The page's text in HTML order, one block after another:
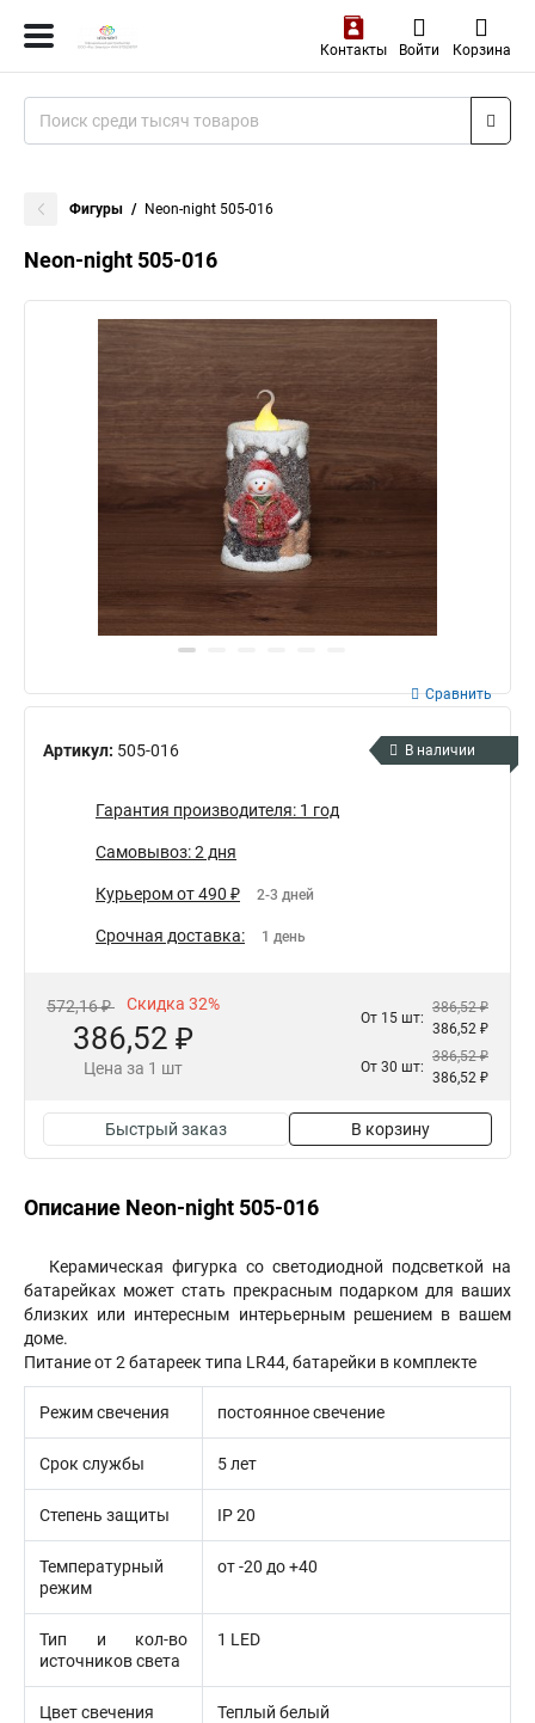
Контакты Войти Корзина
Фигуры Neon-night 505-016
Neon-night 505-016
Артикул: 505-016
Сравнить
В наличии
Гарантия производителя: 1 год
Самовывоз: 2 дня
Курьером от 490 ₽ 2-3 дней
Срочная доставка: 1 день
572,16 ₽ Скидка 32%
386,52 ₽
Цена за 1 шт
От 15 шт:
386,52 ₽
386,52 ₽
От 30 шт:
386,52 ₽
386,52 ₽
Быстрый заказ В корзину
Описание Neon-night 505-016
Керамическая фигурка со светодиодной подсветкой на
батарейках может стать прекрасным подарком для ваших
близких или интересным интерьерным решением в вашем
доме.
Питание от 2 батареек типа LR44, батарейки в комплекте
Режим свечения постоянное свечение
Срок службы 5 лет
Степень защиты IP 20
Температурный
режим
от -20 до +40
Тип и кол-во
источников света
1 LED
Цвет свечения Теплый белый